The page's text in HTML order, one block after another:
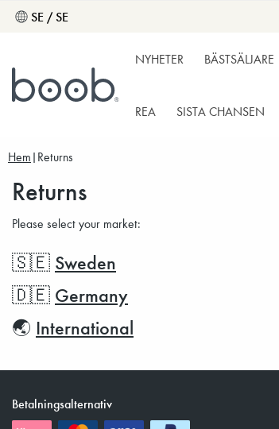
SE / SE
NYHETER BÄSTSÄLJARE
REA SISTA CHANSEN
Hem Returns
Returns
Please select your market:
🇸🇪 Sweden
🇩🇪 Germany
🌏 International
Betalningsalternativ